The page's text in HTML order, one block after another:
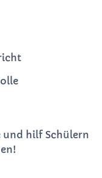
und hilf Schülern